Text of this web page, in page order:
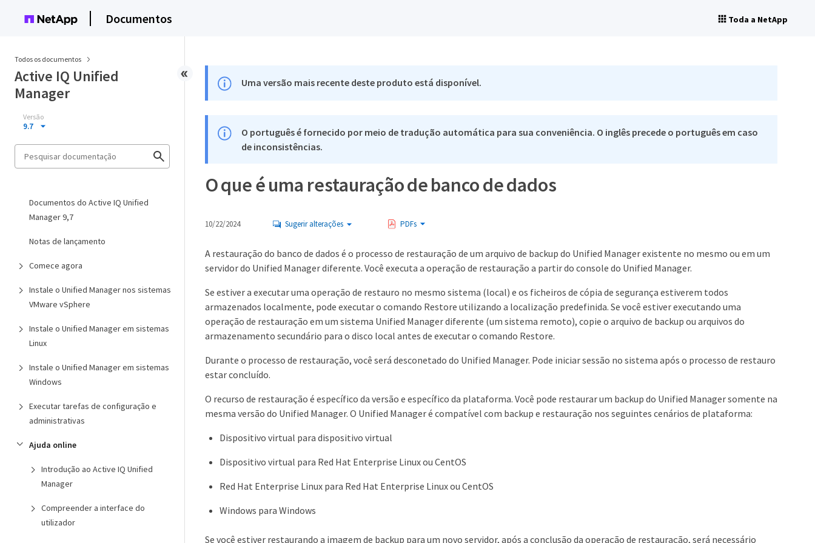
Documentos Toda a NetApp
Todos os documentos
Active IQ Unified
Manager
Versão
9.7
Documentos do Active IQ Unified
Manager 9,7
Notas de lançamento
Comece agora
Instale o Unified Manager nos sistemas
VMware vSphere
Instale o Unified Manager em sistemas
Linux
Instale o Unified Manager em sistemas
Windows
Executar tarefas de configuração e
administrativas
Ajuda online
Introdução ao Active IQ Unified
Manager
Compreender a interface do
utilizador
Uma versão mais recente deste produto está disponível.
O português é fornecido por meio de tradução automática para sua conveniência. O inglês precede o português em caso
de inconsistências.
O que é uma restauração de banco de dados
10/22/2024 Sugerir alterações PDFs
A restauração do banco de dados é o processo de restauração de um arquivo de backup do Unified Manager existente no mesmo ou em um
servidor do Unified Manager diferente. Você executa a operação de restauração a partir do console do Unified Manager.
Se estiver a executar uma operação de restauro no mesmo sistema (local) e os ficheiros de cópia de segurança estiverem todos
armazenados localmente, pode executar o comando Restore utilizando a localização predefinida. Se você estiver executando uma
operação de restauração em um sistema Unified Manager diferente (um sistema remoto), copie o arquivo de backup ou arquivos do
armazenamento secundário para o disco local antes de executar o comando Restore.
Durante o processo de restauração, você será desconetado do Unified Manager. Pode iniciar sessão no sistema após o processo de restauro
estar concluído.
O recurso de restauração é específico da versão e específico da plataforma. Você pode restaurar um backup do Unified Manager somente na
mesma versão do Unified Manager. O Unified Manager é compatível com backup e restauração nos seguintes cenários de plataforma:
Dispositivo virtual para dispositivo virtual
Dispositivo virtual para Red Hat Enterprise Linux ou CentOS
Red Hat Enterprise Linux para Red Hat Enterprise Linux ou CentOS
Windows para Windows
Se você estiver restaurando a imagem de backup para um novo servidor, após a conclusão da operação de restauração, será necessário